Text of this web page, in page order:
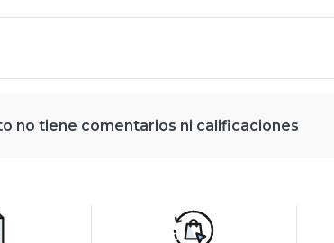
no tiene comentarios ni calificaciones